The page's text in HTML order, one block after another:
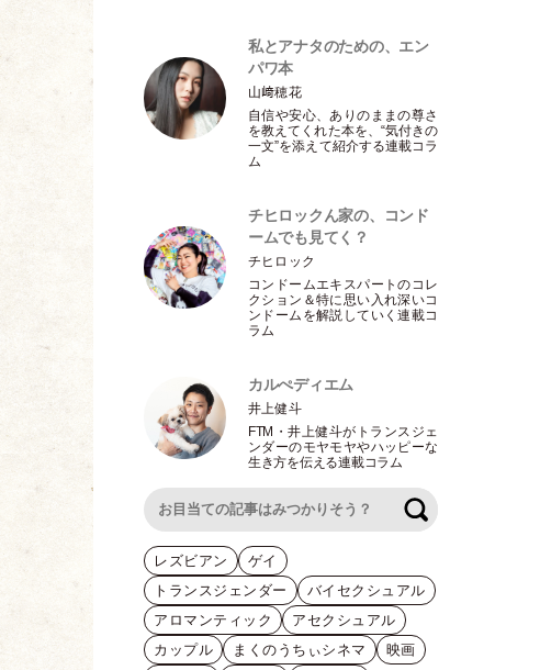
私とアナタのための、エン
パワ本
山﨑穂花
自信や安心、ありのままの尊さ
を教えてくれた本を、“気付きの
一文”を添えて紹介する連載コラ
ム
チヒロックん家の、コンド
ームでも見てく？
チヒロック
コンドームエキスパートのコレ
クション＆特に思い入れ深いコ
ンドームを解説していく連載コ
ラム
カルぺディエム
井上健斗
FTM ・井上健斗がトランスジェ
ンダーのモヤモヤやハッピーな
生き方を伝える連載コラム
レズビアン
ゲイ
トランスジェンダー
バイセクシュアル
アロマンティック
アセクシュアル
カップル
まくのうちぃシネマ
映画